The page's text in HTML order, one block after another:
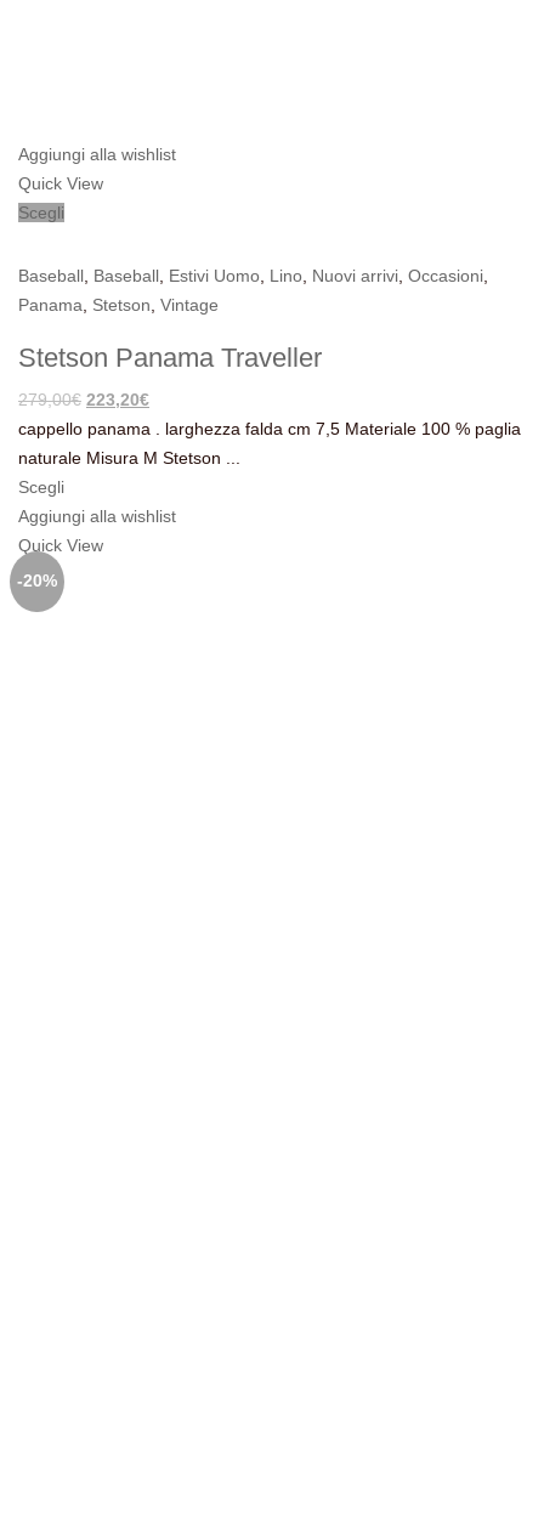
Aggiungi alla wishlist
Quick View
Scegli
Baseball Baseball Estivi Uomo Lino Nuovi arrivi Occasioni
Panama
Stetson Vintage
Stetson Panama Traveller
279,00€ Il
prezzo
originale
279,00€.
223,20€Il
prezzo
attuale
223,20€.
cappello panama . larghezza falda cm 7,5 Materiale 100 % paglia
naturale Misura M Stetson ...
Scegli
Aggiungi alla wishlist
Quick View
-20%